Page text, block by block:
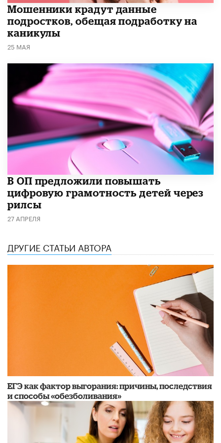
Мошенники крадут данные
подростков, обещая подработку на
каникулы
25 МАЯ
В ОП предложили повышать
цифровую грамотность детей через
рилсы
27 АПРЕЛЯ
ДРУГИЕ СТАТЬИ АВТОРА
​ЕГЭ как фактор выгорания: причины, последствия
и способы «обезболивания»